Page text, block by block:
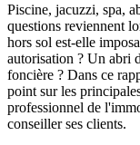
Piscine, jacuzzi, spa,
questions reviennent
hors sol est-elle
autorisation ? Un abri
foncière ? Dans ce
point sur les
professionnel de
conseiller ses clients.